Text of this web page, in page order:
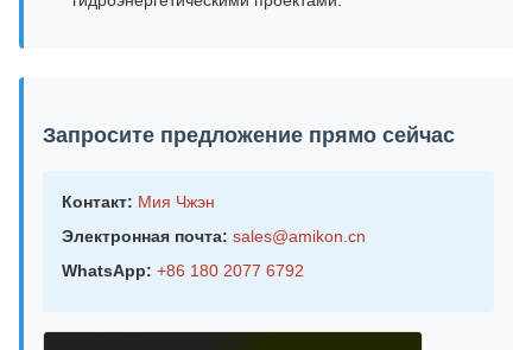
Запросите предложение прямо сейчас
Контакт: Мия Чжэн
Электронная почта: sales@amikon.cn
WhatsApp: +86 180 2077 6792